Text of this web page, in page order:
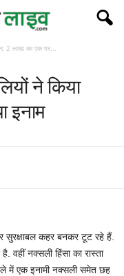
2 लाख का एक पर...
ने किया
इनाम
सुरक्षाबल कहर बनकर टूट रहे हैं.
वहीं नक्सली हिंसा का रास्ता
में एक इनामी नक्सली समेत छह